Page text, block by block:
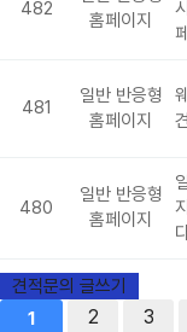
482
홈페이지
481
일반 반응형
홈페이지
480
일반 반응형
홈페이지
견적문의 글쓰기
1
2 3